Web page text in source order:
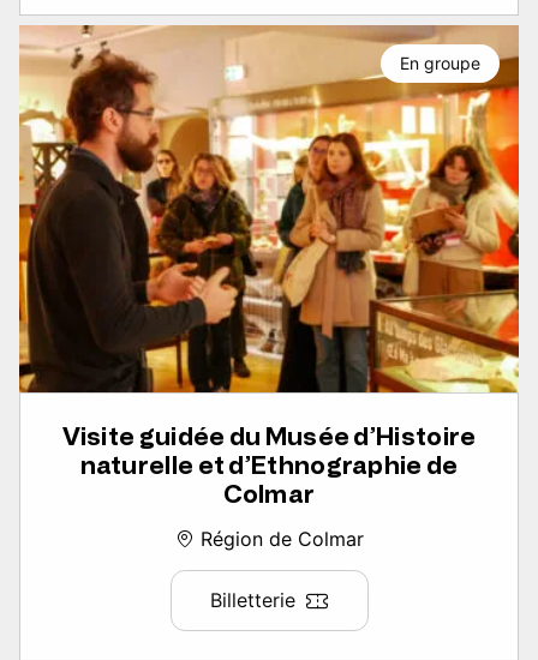
Visite guidée du Musée d’Histoire
naturelle et d’Ethnographie de
Colmar
Région de Colmar
Billetterie
En groupe